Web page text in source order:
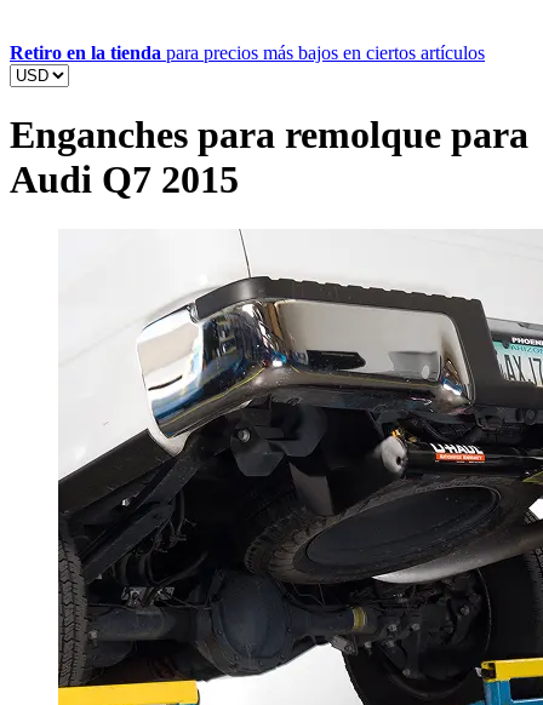
Retiro en la tienda para precios más bajos en ciertos artículos
Enganches para remolque para
Audi Q7 2015